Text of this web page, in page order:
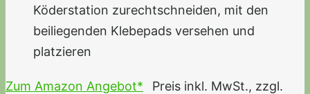
Köderstation zurechtschneiden, mit den
beiliegenden Klebepads versehen und
platzieren
Zum Amazon Angebot*
Preis inkl. MwSt., zzgl.